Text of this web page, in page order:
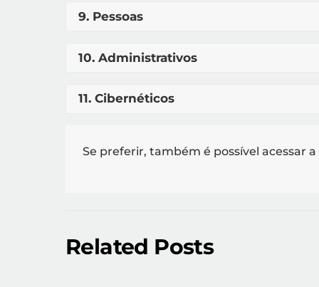
9. Pessoas
10. Administrativos
11. Cibernéticos
Se preferir, também é possível acessar a
Related Posts